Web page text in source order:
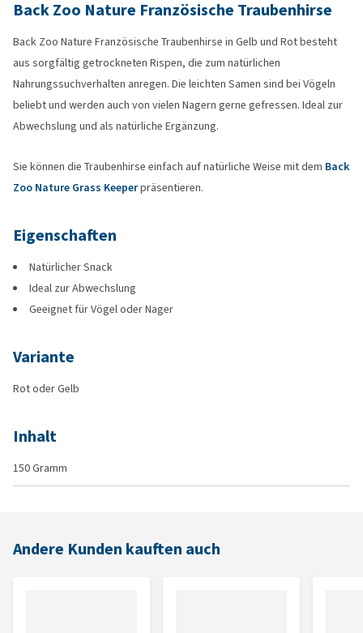
Back Zoo Nature Französische Traubenhirse
Back Zoo Nature Französische Traubenhirse in Gelb und Rot besteht
aus sorgfältig getrockneten Rispen, die zum natürlichen
Nahrungssuchverhalten anregen. Die leichten Samen sind bei Vögeln
beliebt und werden auch von vielen Nagern gerne gefressen. Ideal zur
Abwechslung und als natürliche Ergänzung.
Sie können die Traubenhirse einfach auf natürliche Weise mit dem Back
Zoo Nature Grass Keeperpräsentieren.
Eigenschaften
Natürlicher Snack
Ideal zur Abwechslung
Geeignet für Vögel oder Nager
Variante
Rot oder Gelb
Inhalt
150 Gramm
Andere Kunden kauften auch